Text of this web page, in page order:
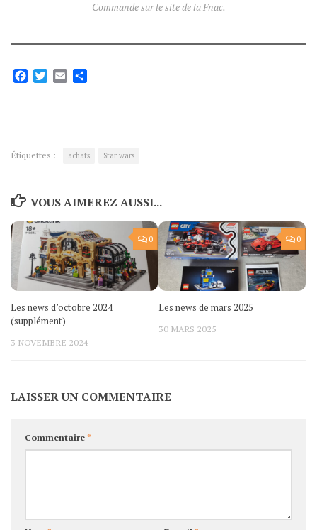
Commande sur le site de la Fnac.
Facebook
Twitter
Email
Étiquettes : achats Star wars
VOUS AIMEREZ AUSSI...
0
Les news d’octobre 2024
(supplément)
3 NOVEMBRE 2024
0
Les news de mars 2025
30 MARS 2025
LAISSER UN COMMENTAIRE
Commentaire*